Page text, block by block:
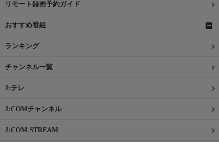
リモート録画予約ガイド
おすすめ番組
ランキング
チャンネル一覧
J:テレ
J:COMチャンネル
J:COM STREAM